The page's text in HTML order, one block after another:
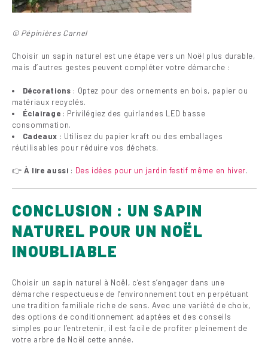
© Pépinières Carnel
Choisir un sapin naturel est une étape vers un Noël plus durable,
mais d’autres gestes peuvent compléter votre démarche :
Décorations : Optez pour des ornements en bois, papier ou
matériaux recyclés.
Éclairage : Privilégiez des guirlandes LED basse
consommation.
Cadeaux : Utilisez du papier kraft ou des emballages
réutilisables pour réduire vos déchets.
👉 À lire aussi : Des idées pour un jardin festif même en hiver.
CONCLUSION : UN SAPIN
NATUREL POUR UN NOËL
INOUBLIABLE
Choisir un sapin naturel à Noël, c’est s’engager dans une
démarche respectueuse de l’environnement tout en perpétuant
une tradition familiale riche de sens. Avec une variété de choix,
des options de conditionnement adaptées et des conseils
simples pour l’entretenir, il est facile de profiter pleinement de
votre arbre de Noël cette année.